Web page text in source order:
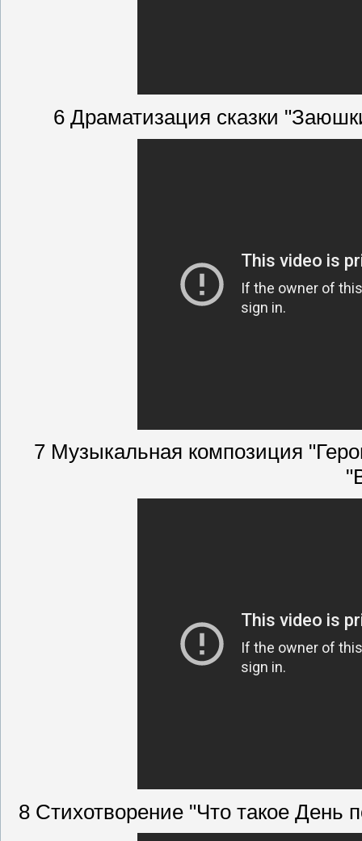
6 Драматизация сказки
7 Музыкальная композиция
8 Стихотворение "Что такое